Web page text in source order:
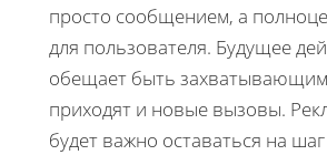
просто сообщением, а
для пользователя. Будущее
обещает быть
приходят и новые вызовы.
будет важно оставаться на